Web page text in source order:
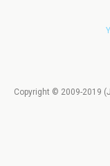
Copyright © 2009-2019